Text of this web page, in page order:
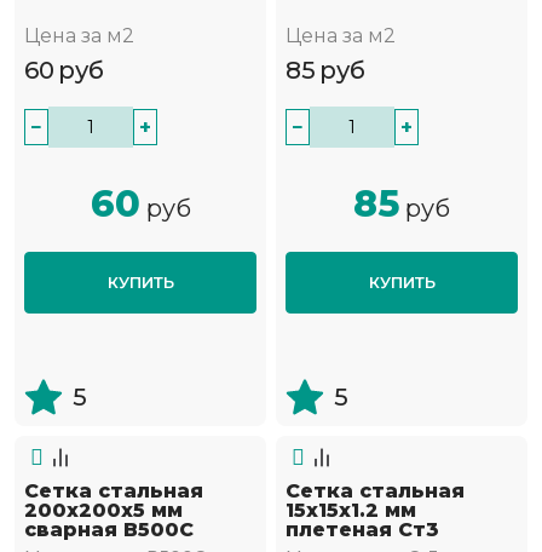
Цена за м2
60 руб
− +
60 руб
КУПИТЬ
5
Цена за м2
85 руб
− +
85 руб
КУПИТЬ
5
Сетка стальная
200х200х5 мм
сварная В500С
Сетка стальная
15х15х1.2 мм
плетеная Ст3